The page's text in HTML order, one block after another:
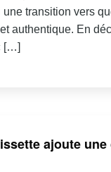
transition vers
authentique. En
[…]
ajoute